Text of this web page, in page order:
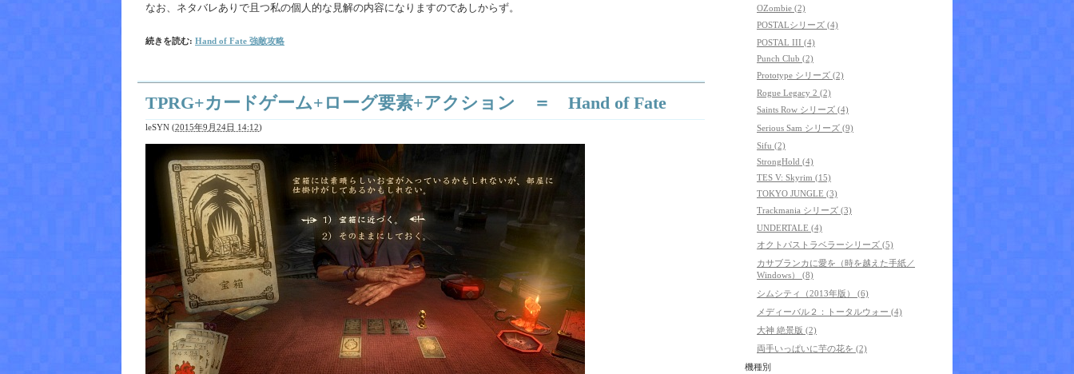
なお、ネタバレありで且つ私の個人的な見解の内容になりますのであしからず。
続きを読む: Hand of Fate 強敵攻略
TPRG+カードゲーム+ローグ要素+アクション ＝ Hand of Fate
leSYN (2015年9月24日 14:12)
OZombie (2)
POSTALシリーズ (4)
POSTAL III (4)
Punch Club (2)
Prototype シリーズ (2)
Rogue Legacy 2 (2)
Saints Row シリーズ (4)
Serious Sam シリーズ (9)
Sifu (2)
StrongHold (4)
TES V: Skyrim (15)
TOKYO JUNGLE (3)
Trackmania シリーズ (3)
UNDERTALE (4)
オクトパストラベラーシリーズ (5)
カサブランカに愛を（時を越えた手紙／
Windows） (8)
シムシティ（2013年版） (6)
メディーバル２：トータルウォー (4)
大神 絶景版 (2)
両手いっぱいに芋の花を (2)
機種別